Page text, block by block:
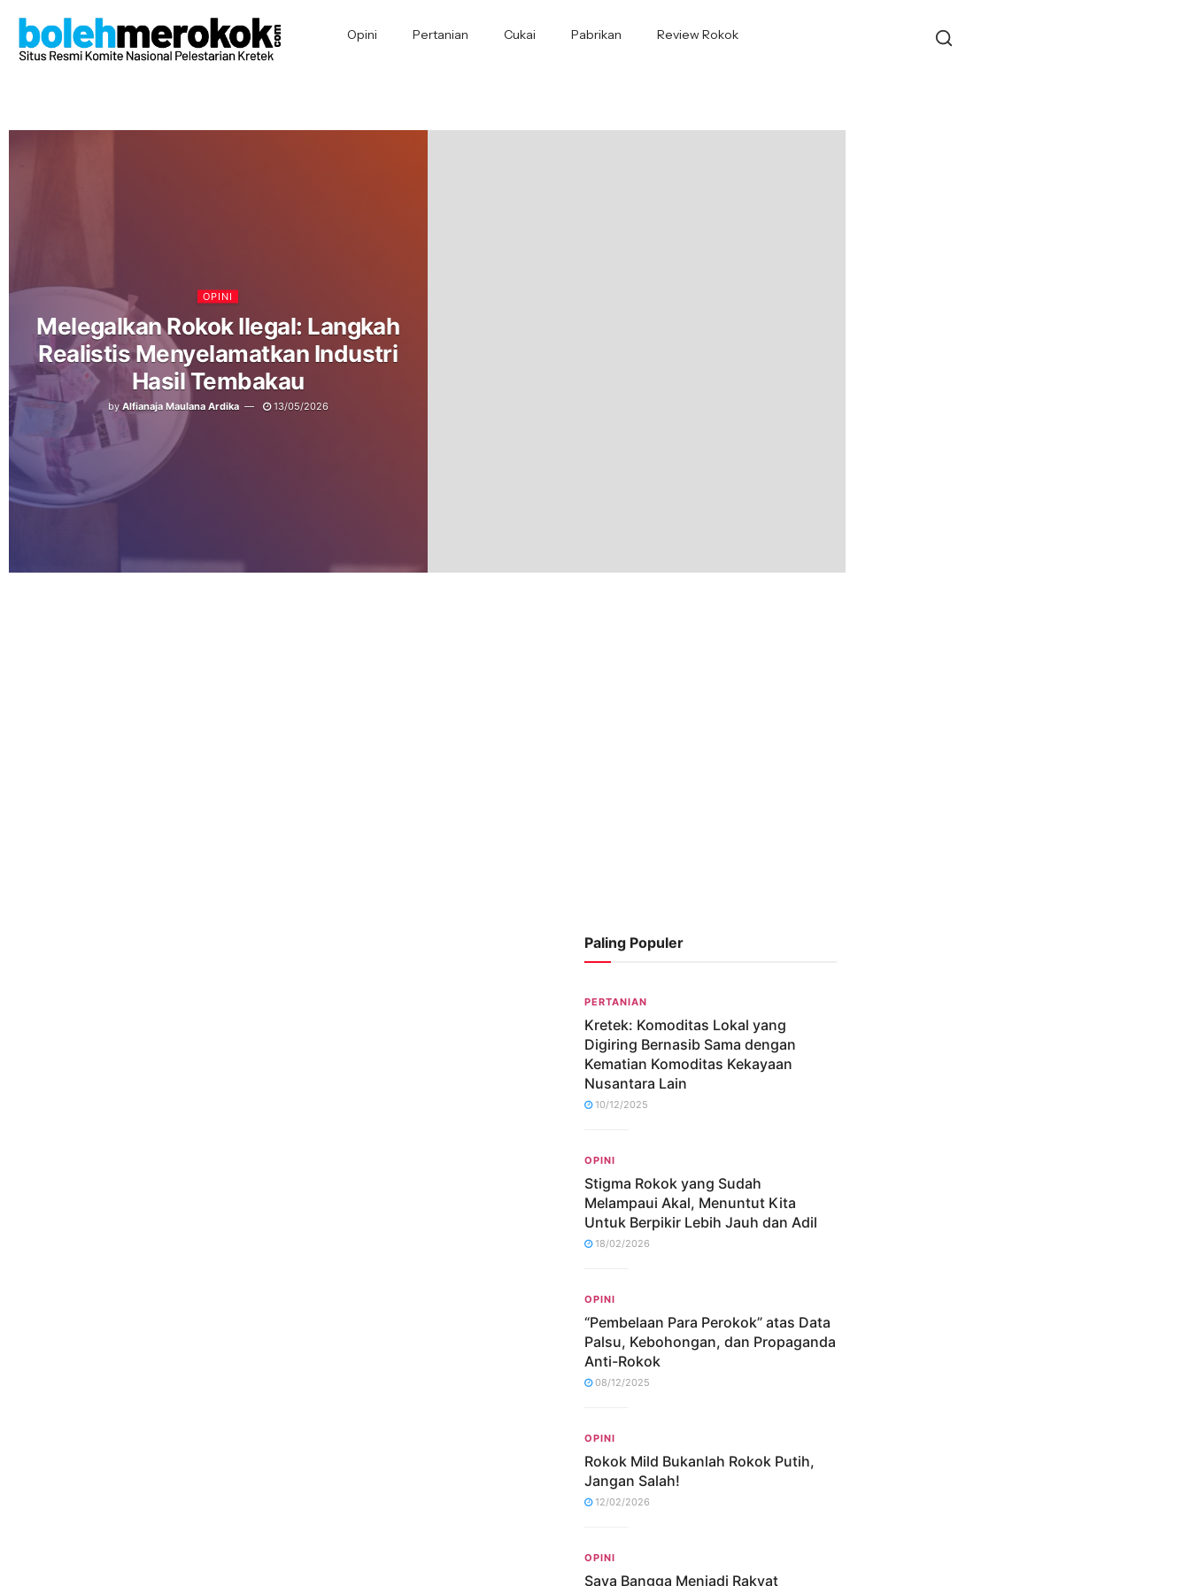
Opini Pertanian Cukai Pabrikan Review Rokok
OPINI
Melegalkan Rokok Ilegal: Langkah
Realistis Menyelamatkan Industri
Hasil Tembakau
by Alfianaja Maulana Ardika 13/05/2026
Paling Populer
PERTANIAN
Kretek: Komoditas Lokal yang
Digiring Bernasib Sama dengan
Kematian Komoditas Kekayaan
Nusantara Lain
10/12/2025
OPINI
Stigma Rokok yang Sudah
Melampaui Akal, Menuntut Kita
Untuk Berpikir Lebih Jauh dan Adil
18/02/2026
OPINI
“Pembelaan Para Perokok” atas Data
Palsu, Kebohongan, dan Propaganda
Anti-Rokok
08/12/2025
OPINI
Rokok Mild Bukanlah Rokok Putih,
Jangan Salah!
12/02/2026
OPINI
Saya Bangga Menjadi Rakyat